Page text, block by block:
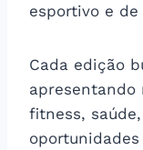
esportivo e de
Cada edição
apresentando
fitness,